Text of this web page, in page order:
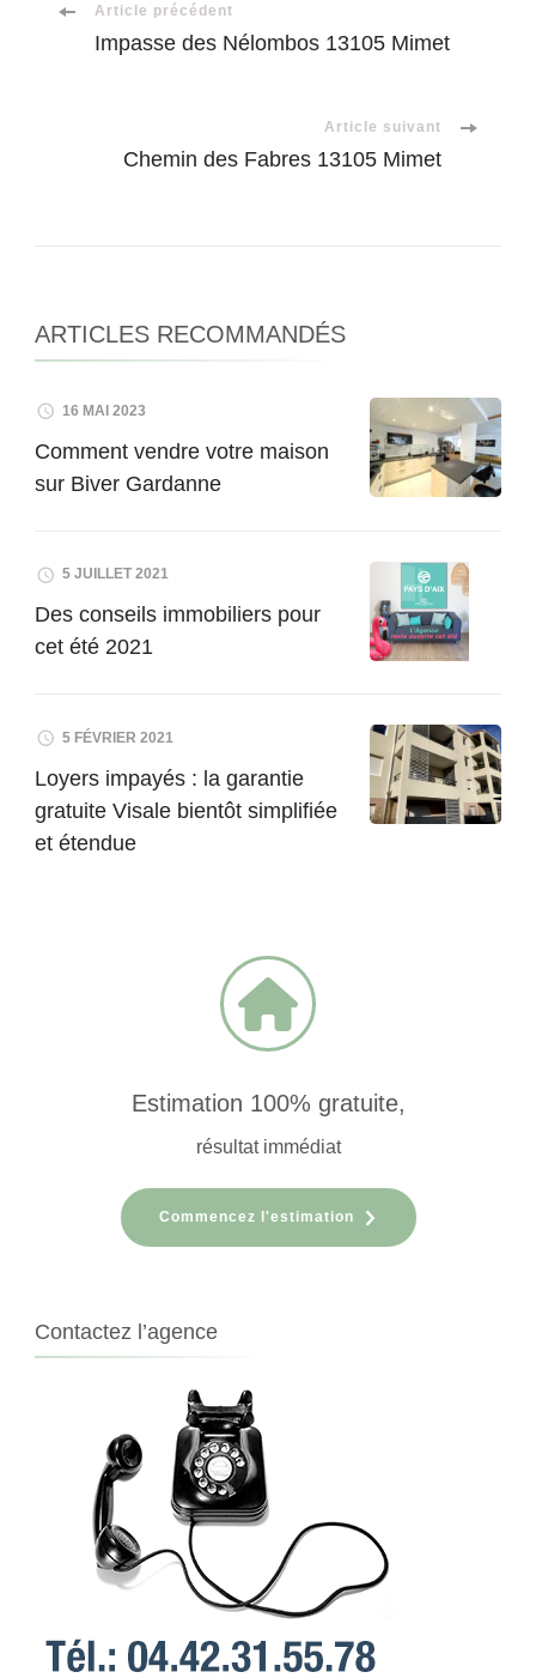
Navigation
Article précédent
Impasse des Nélombos 13105 Mimet
Article suivant
Chemin des Fabres 13105 Mimet
ARTICLES RECOMMANDÉS
16 MAI 2023
Comment vendre votre maison
sur Biver Gardanne
5 JUILLET 2021
Des conseils immobiliers pour
cet été 2021
5 FÉVRIER 2021
Loyers impayés : la garantie
gratuite Visale bientôt simplifiée
et étendue
Estimation 100% gratuite,
résultat immédiat
Commencez l'estimation
Contactez l’agence